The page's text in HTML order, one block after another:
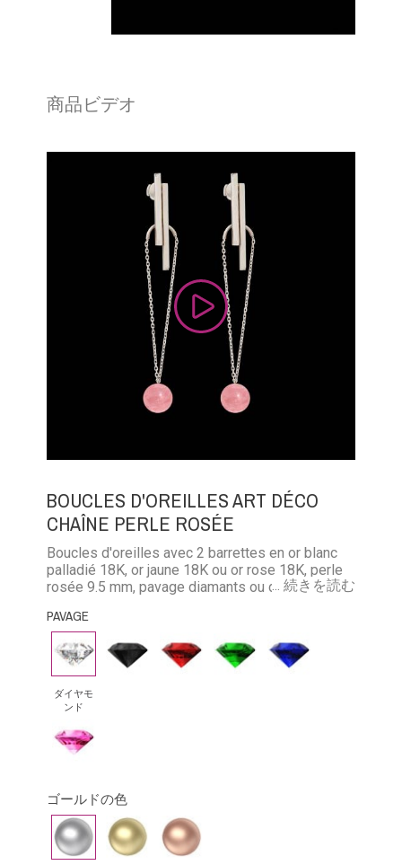
商品ビデオ
BOUCLES D'OREILLES ART DÉCO
CHAÎNE PERLE ROSÉE
Boucles d'oreilles avec 2 barrettes en or blanc
palladié 18K, or jaune 18K ou or rose 18K, perle
rosée 9.5 mm, pavage diamants ou diamants
saphirs roses
... 続きを読む
PAVAGE
ダ
ヤ
モ
ン
ダイヤモ
ンド
ブ
ラ
ア
モ
ン
ル
ビ
エ
メ
ブ
ル
ピ
ン
サ
フ
ァ
ゴールドの色
ホ
ワ
イ
エ
ピ
ン